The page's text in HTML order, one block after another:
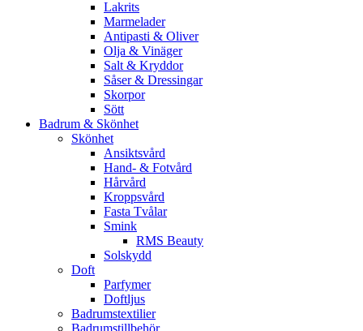
Lakrits
Marmelader
Antipasti & Oliver
Olja & Vinäger
Salt & Kryddor
Såser & Dressingar
Skorpor
Sött
Badrum & Skönhet
Skönhet
Ansiktsvård
Hand- & Fotvård
Hårvård
Kroppsvård
Fasta Tvålar
Smink
RMS Beauty
Solskydd
Doft
Parfymer
Doftljus
Badrumstextilier
Badrumstillbehör